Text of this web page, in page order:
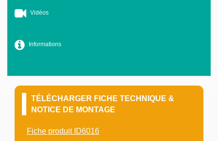
Vidéos
Informations
TÉLÉCHARGER FICHE TECHNIQUE &
NOTICE DE MONTAGE
Fiche produit ID6016